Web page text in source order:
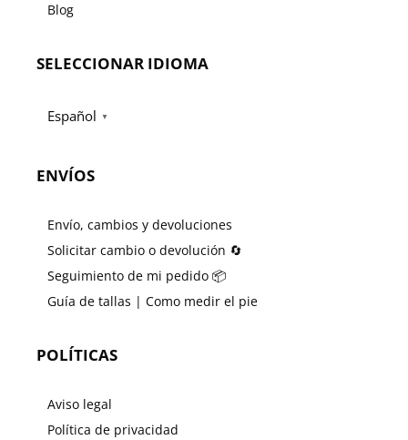
Blog
SELECCIONAR IDIOMA
Español ▼
ENVÍOS
Envío, cambios y devoluciones
Solicitar cambio o devolución 🔄
Seguimiento de mi pedido 📦
Guía de tallas | Como medir el pie
POLÍTICAS
Aviso legal
Política de privacidad